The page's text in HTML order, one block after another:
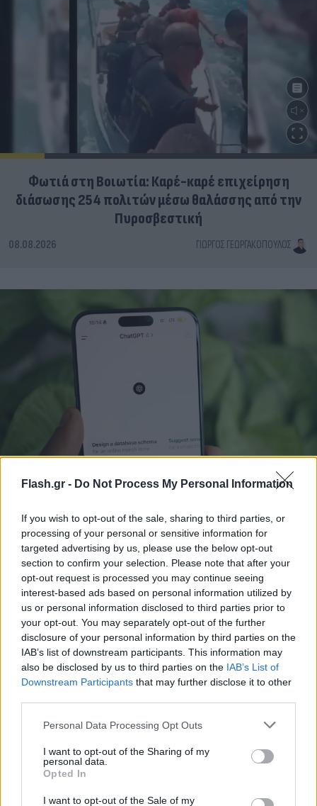
Flash.gr - Do Not Process My Personal Information
If you wish to opt-out of the sale, sharing to third parties, or
processing of your personal or sensitive information for
targeted advertising by us, please use the below opt-out
section to confirm your selection. Please note that after your
opt-out request is processed you may continue seeing
interest-based ads based on personal information utilized by
us or personal information disclosed to third parties prior to
your opt-out. You may separately opt-out of the further
disclosure of your personal information by third parties on the
IAB’s list of downstream participants. This information may
also be disclosed by us to third parties on the IAB’s List of
Downstream Participants that may further disclose it to other
Please note that this website/app uses one or more Google
not limited to your visit or usage behaviour. You may click to
grant or deny consent to Google and its third-party tags to
use your data for below specified purposes in below Google
consent section.
Personal Data Processing Opt Outs
I want to opt-out of the Sharing of my
personal data.
Opted In
I want to opt-out of the Sale of my
Φωτιά στη Βοιωτία: Καρέ-καρέ επιχείρηση
διάσωσης 254 πολιτών μέσω θαλάσσης από την
Πυροσβεστική
08.08.2026 ΓΙΏΡΓΟΣ ΓΕΩΡΓΑΚΌΠΟΥΛΟΣ
Η Τεχνητή Νοημοσύνη «αλλάζει» τον εγκέφαλό
μας - Eπιστήμονες προειδοποιούν για νέα
ψηφιακή εξάρτηση
08.08.2026 ΒΑΣΊΛΗΣ ΛΑΔΙΆΣ